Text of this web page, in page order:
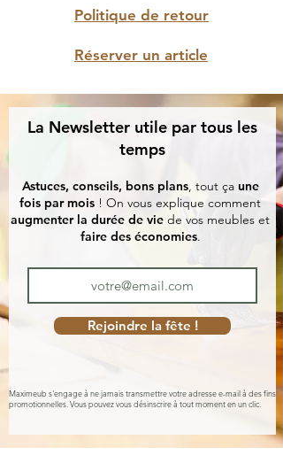
Politique de retour
Réserver un article
La Newsletter utile par tous les
temps
Astuces, conseils, bons plans, tout ça une
fois par mois ! On vous explique comment
augmenter la durée de vie de vos meubles et
faire des économies.
Rejoindre la fête !
Maximeub s'engage à ne jamais transmettre votre adresse e-mail à des fins
promotionnelles. Vous pouvez vous désinscrire à tout moment en un clic.